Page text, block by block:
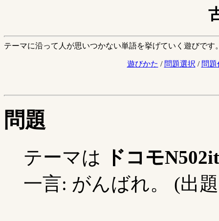
テーマに沿って人が思いつかない単語を挙げていく遊びです
遊びかた / 問題選択 / 問題
問題
テーマは
ドコモ
一言: がんばれ。 (出